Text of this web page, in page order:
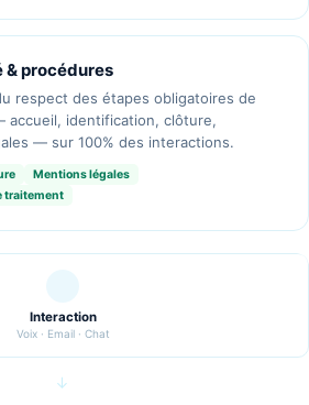
& procédures
respect des étapes obligatoires de
accueil, identification, clôture,
— sur 100% des interactions.
Mentions légales
traitement
Interaction
Voix · Email · Chat
→